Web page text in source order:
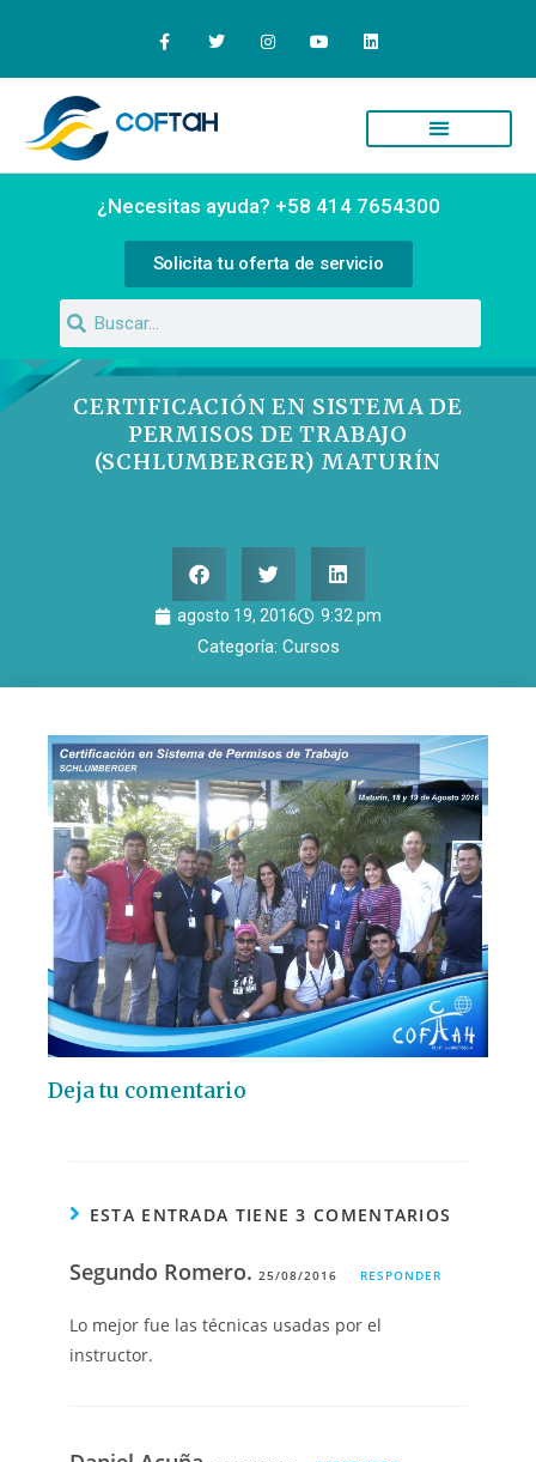
¿Necesitas ayuda? +58 414 7654300
Solicita tu oferta de servicio
CERTIFICACIÓN EN SISTEMA DE
PERMISOS DE TRABAJO
(SCHLUMBERGER) MATURÍN
agosto 19, 2016 9:32 pm
Categoría: Cursos
Deja tu comentario
ESTA ENTRADA TIENE 3 COMENTARIOS
Segundo Romero.25/08/2016 RESPONDER
Lo mejor fue las técnicas usadas por el
instructor.